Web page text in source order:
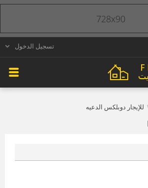
تسجيل الدخول
للإيجار دوبلكس الدعيه
728x90